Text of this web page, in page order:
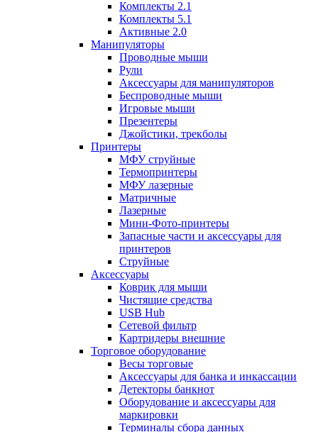
Комплекты 2.1
Комплекты 5.1
Активные 2.0
Манипуляторы
Проводные мыши
Рули
Аксессуары для манипуляторов
Беспроводные мыши
Игровые мыши
Презентеры
Джойстики, трекболы
Принтеры
МФУ струйные
Термопринтеры
МФУ лазерные
Матричные
Лазерные
Мини-Фото-принтеры
Запасные части и аксессуары для
принтеров
Струйные
Аксессуары
Коврик для мыши
Чистящие средства
USB Hub
Сетевой фильтр
Картридеры внешние
Торговое оборудование
Весы торговые
Аксессуары для банка и инкассации
Детекторы банкнот
Оборудование и аксессуары для
маркировки
Терминалы сбора данных